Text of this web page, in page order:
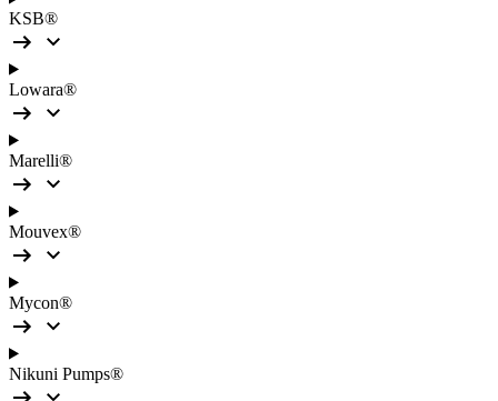
KSB®
Lowara®
Marelli®
Mouvex®
Mycon®
Nikuni Pumps®